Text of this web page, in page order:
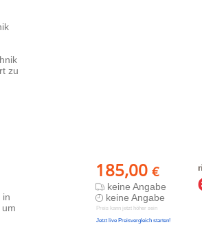
zu
185,00 €
keine Angabe
keine Angabe
Preis kann jetzt höher sein
Jetzt live Preisvergleich starten!
in